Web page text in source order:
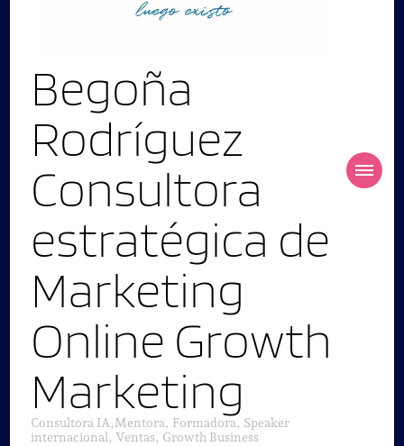
Begoña
Rodríguez
Consultora
estratégica de
Marketing
Online Growth
Marketing
Consultora IA,Mentora, Formadora, Speaker
internacional, Ventas, Growth Business